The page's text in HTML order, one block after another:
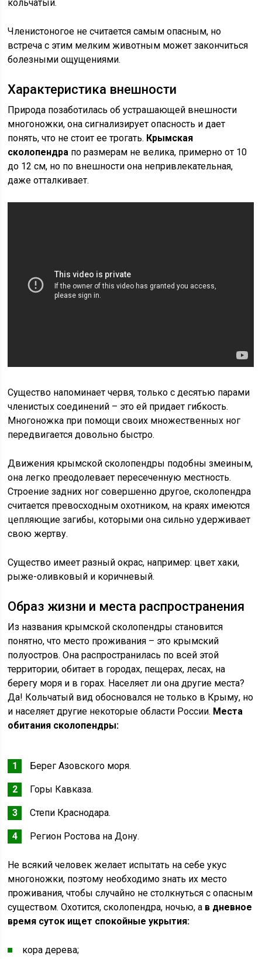
кольчатый.
Членистоногое не считается самым опасным, но
встреча с этим мелким животным может закончиться
болезными ощущениями.
Характеристика внешности
Природа позаботилась об устрашающей внешности
многоножки, она сигнализирует опасность и дает
понять, что не стоит ее трогать. Крымская
сколопендра по размерам не велика, примерно от 10
до 12 см, но по внешности она непривлекательная,
даже отталкивает.
Существо напоминает червя, только с десятью парами
членистых соединений – это ей придает гибкость.
Многоножка при помощи своих множественных ног
передвигается довольно быстро.
Движения крымской сколопендры подобны змеиным,
она легко преодолевает пересеченную местность.
Строение задних ног совершенно другое, сколопендра
считается превосходным охотником, на краях имеются
цепляющие загибы, которыми она сильно удерживает
свою жертву.
Существо имеет разный окрас, например: цвет хаки,
рыже-оливковый и коричневый.
Образ жизни и места распространения
Из названия крымской сколопендры становится
понятно, что место проживания – это крымский
полуостров. Она распространилась по всей этой
территории, обитает в городах, пещерах, лесах, на
берегу моря и в горах. Населяет ли она другие места?
Да! Кольчатый вид обосновался не только в Крыму, но
и населяет другие некоторые области России. Места
обитания сколопендры:
Берег Азовского моря.
Горы Кавказа.
Степи Краснодара.
Регион Ростова на Дону.
Не всякий человек желает испытать на себе укус
многоножки, поэтому необходимо знать их место
проживания, чтобы случайно не столкнуться с опасным
существом. Охотится, сколопендра, ночью, а в дневное
время суток ищет спокойные укрытия:
кора дерева;